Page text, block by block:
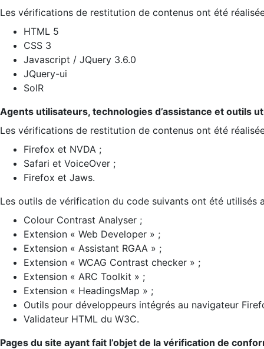
Les vérifications de restitution de contenus ont été
HTML 5
CSS 3
Javascript / JQuery 3.6.0
JQuery-ui
SolR
Agents utilisateurs, technologies d’assistance et outils
Les vérifications de restitution de contenus ont été
Firefox et NVDA ;
Safari et VoiceOver ;
Firefox et Jaws.
Les outils de vérification du code suivants ont été utilisés
Colour Contrast Analyser ;
Extension « Web Developer » ;
Extension « Assistant RGAA » ;
Extension « WCAG Contrast checker » ;
Extension « ARC Toolkit » ;
Extension « HeadingsMap » ;
Outils pour développeurs intégrés au navigateur
Validateur HTML du W3C.
Pages du site ayant fait l’objet de la vérification de